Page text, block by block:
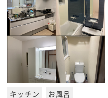
キッチン お風呂